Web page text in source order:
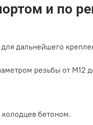
и по
дальнейшего
резьбы от М12
бетоном.